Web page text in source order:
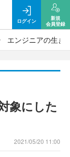
ログイン
新規
会員登録
エンジニアの生き
象にした
2021/05/20 11:00